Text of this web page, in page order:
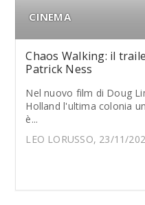
CINEMA
Chaos Walking: il
Patrick Ness
Nel nuovo film di Doug
Holland l'ultima colonia
è...
LEO LORUSSO, 23/11/